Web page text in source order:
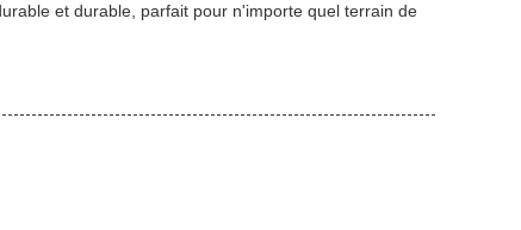
et durable, parfait pour n'importe quel terrain de